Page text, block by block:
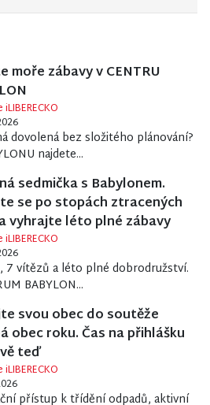
moře zábavy v CENTRU
dovolená bez složitého plánování?
najdete...
sedmička s Babylonem.
se po stopách ztracených
vyhrajte léto plné zábavy
7 vítězů a léto plné dobrodružství.
BABYLON...
svou obec do soutěže
obec roku. Čas na přihlášku
teď
přístup k třídění odpadů, aktivní